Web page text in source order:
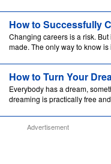
How to Successfully
Changing careers is a risk.
made. The only way to know
How to Turn Your
Everybody has a dream,
dreaming is practically free
Advertisement